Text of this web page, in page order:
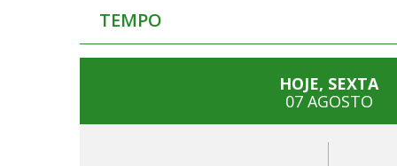
TEMPO
HOJE, SEXTA
07 AGOSTO